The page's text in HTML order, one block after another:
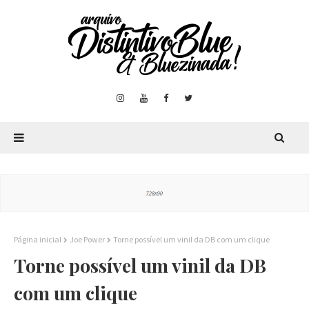
Página inicial Joe Power Torne possível um vinil da DB com um clique
Torne possível um vinil da DB
com um clique